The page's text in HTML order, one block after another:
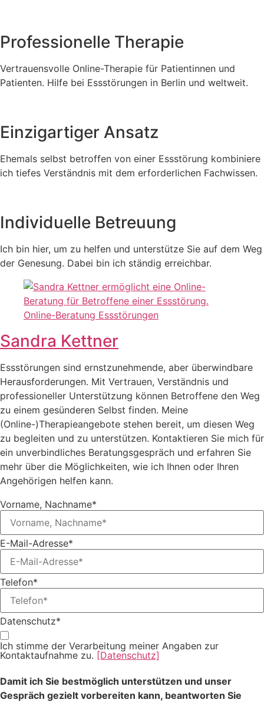
Professionelle Therapie
Vertrauensvolle Online-Therapie für Patientinnen und
Patienten. Hilfe bei Essstörungen in Berlin und weltweit.
Einzigartiger Ansatz
Ehemals selbst betroffen von einer Essstörung kombiniere
ich tiefes Verständnis mit dem erforderlichen Fachwissen.
Individuelle Betreuung
Ich bin hier, um zu helfen und unterstütze Sie auf dem Weg
der Genesung. Dabei bin ich ständig erreichbar.
Sandra Kettner
Essstörungen sind ernstzunehmende, aber überwindbare
Herausforderungen. Mit Vertrauen, Verständnis und
professioneller Unterstützung können Betroffene den Weg
zu einem gesünderen Selbst finden. Meine
(Online-)Therapieangebote stehen bereit, um diesen Weg
zu begleiten und zu unterstützen. Kontaktieren Sie mich für
ein unverbindliches Beratungsgespräch und erfahren Sie
mehr über die Möglichkeiten, wie ich Ihnen oder Ihren
Angehörigen helfen kann.
Vorname, Nachname*
E-Mail-Adresse*
Telefon*
Datenschutz*
Ich stimme der Verarbeitung meiner Angaben zur
Kontaktaufnahme zu. [Datenschutz]
Damit ich Sie bestmöglich unterstützen und unser
Gespräch gezielt vorbereiten kann, beantworten Sie